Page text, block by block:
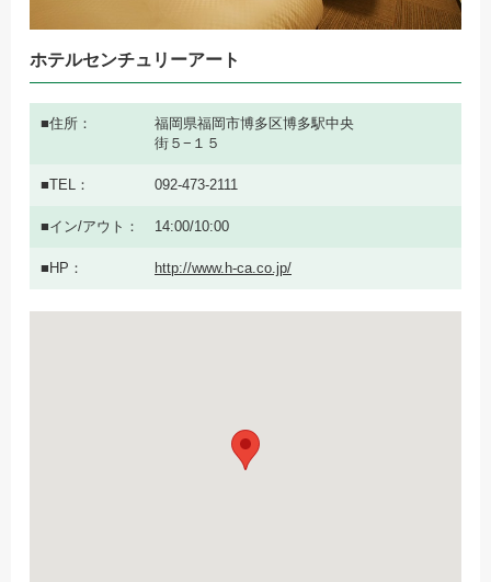
ホテルセンチュリーアート
住所
福岡県福岡市博多区博多駅中央
街５−１５
TEL 092-473-2111
イン/アウト 14:00/10:00
HP http://www.h-ca.co.jp/